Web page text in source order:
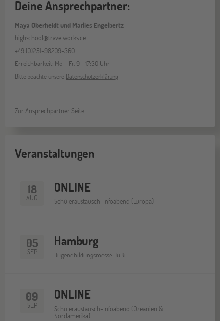
Deine Ansprechpartner:
Maya Oberheidt und Marlies Engelbertz
highschool@travelworks.de
+49 (0)251-98209-360
Erreichbarkeit: Mo - Fr, 9 - 17:30 Uhr
Bitte beachte unsere Datenschutzerklärung
Zur Ansprechpartner Seite
Veranstaltungen
18
AUG
ONLINE
Schüleraustausch-Infoabend (Europa)
05
SEP
Hamburg
Jugendbildungsmesse JuBi
09
SEP
ONLINE
Schüleraustausch-Infoabend (Ozeanien &
Nordamerika)